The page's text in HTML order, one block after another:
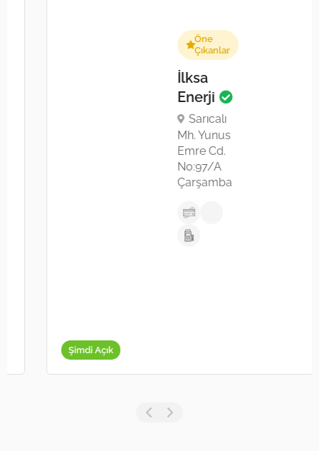
Şimdi Açık
Öne
Çıkanlar
İlksa
Enerji
Sarıcalı
Mh. Yunus
Emre Cd.
No:97/A
Çarşamba